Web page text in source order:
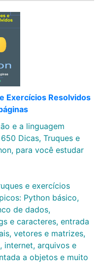
Exercícios Resolvidos
e a linguagem
Dicas, Truques e
para você estudar
e exercícios
Python básico,
de dados,
e caracteres, entrada
vetores e matrizes,
internet, arquivos e
a objetos e muito